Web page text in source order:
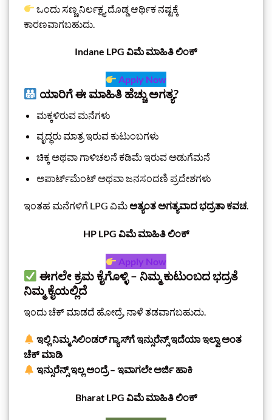
ಒಂದು ಸಣ್ಣ ನಿರ್ಲಕ್ಷ್ಯ ದೊಡ್ಡ ಆರ್ಥಿಕ ನಷ್ಟಕ್ಕೆ
ಕಾರಣವಾಗಬಹುದು.
Indane LPG ವಿಮೆ ಮಾಹಿತಿ ಲಿಂಕ್
Apply Now
ಯಾರಿಗೆ ಈ ಮಾಹಿತಿ ಹೆಚ್ಚು ಅಗತ್ಯ?
ಮಕ್ಕಳಿರುವ ಮನೆಗಳು
ವೃದ್ಧರು ಮಾತ್ರ ಇರುವ ಕುಟುಂಬಗಳು
ಚಿಕ್ಕ ಅಥವಾ ಗಾಳಿಚಲನೆ ಕಡಿಮೆ ಇರುವ ಅಡುಗೆಮನೆ
ಅಪಾರ್ಟ್‌ಮೆಂಟ್ ಅಥವಾ ಜನಸಂದಣಿ ಪ್ರದೇಶಗಳು
ಇಂತಹ ಮನೆಗಳಿಗೆ LPG ವಿಮೆಅತ್ಯಂತ ಅಗತ್ಯವಾದ ಭದ್ರತಾ ಕವಚ.
HP LPG ವಿಮೆ ಮಾಹಿತಿ ಲಿಂಕ್
Apply Now
ಈಗಲೇ ಕ್ರಮ ಕೈಗೊಳ್ಳಿ – ನಿಮ್ಮ ಕುಟುಂಬದ ಭದ್ರತೆ
ನಿಮ್ಮ ಕೈಯಲ್ಲಿದೆ
ಇಂದು ಚೆಕ್ ಮಾಡದೆ ಹೋದ್ರೆ, ನಾಳೆ ತಡವಾಗಬಹುದು.
ಇಲ್ಲಿ ನಿಮ್ಮ ಸಿಲಿಂಡರ್ ಗ್ಯಾಸ್‌ಗೆ ಇನ್ಸುರೆನ್ಸ್ ಇದೆಯಾ ಇಲ್ವಾ ಅಂತ
ಚೆಕ್ ಮಾಡಿ
ಇನ್ಸುರೆನ್ಸ್ ಇಲ್ಲ ಅಂದ್ರೆ – ಇವಾಗಲೇ ಅರ್ಜಿ ಹಾಕಿ
Bharat LPG ವಿಮೆ ಮಾಹಿತಿ ಲಿಂಕ್